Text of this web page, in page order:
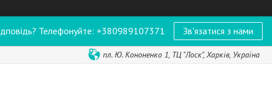
Телефонуйте: +380989107371 Зв'язатися з нами
пл. Ю. Кононенко 1, ТЦ "Лоск", Харків, Україна